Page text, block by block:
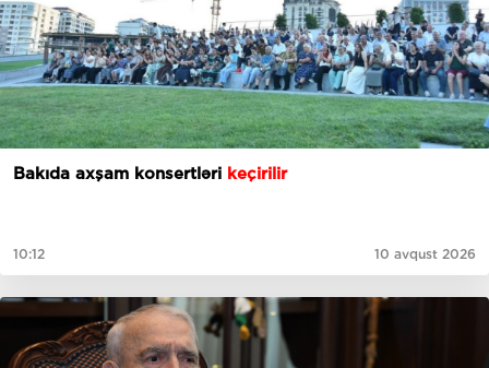
Bakıda axşam konsertləri keçirilir
10:12 10 avqust 2026